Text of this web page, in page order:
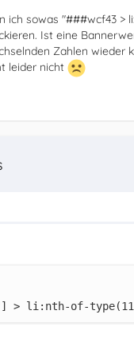
ich sowas "###wcf43 >
Ist eine
Zahlen wieder
leider nicht
> li:nth-of-